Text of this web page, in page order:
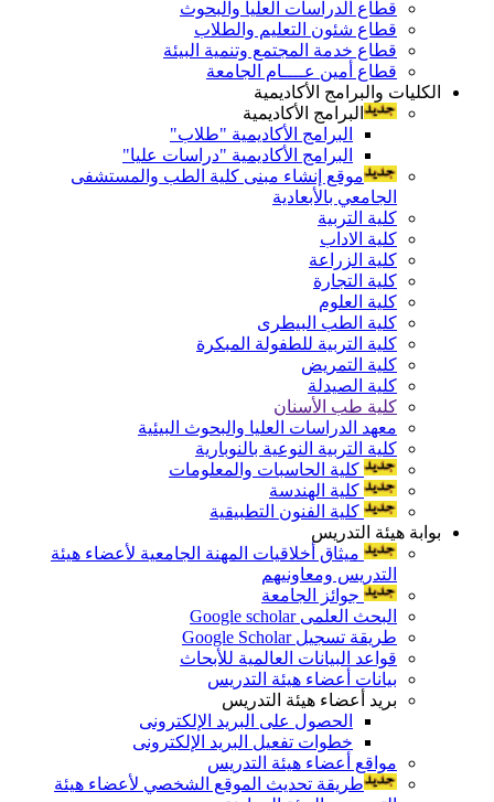
قطاع الدراسات العليا والبحوث
قطاع شئون التعليم والطلاب
قطاع خدمة المجتمع وتنمية البيئة
قطاع أمين عــــام الجامعة
الكليات والبرامج الأكاديمية
البرامج الأكاديمية
البرامج الأكاديمية "طلاب"
البرامج الأكاديمية "دراسات عليا"
موقع إنشاء مبنى كلية الطب والمستشفى
الجامعي بالأبعادية
كلية التربية
كلية الاداب
كلية الزراعة
كلية التجارة
كلية العلوم
كلية الطب البيطرى
كلية التربية للطفولة المبكرة
كلية التمريض
كلية الصيدلة
كلية طب الأسنان
معهد الدراسات العليا والبحوث البيئية
كلية التربية النوعية بالنوبارية
كلية الحاسبات والمعلومات
كلية الهندسة
كلية الفنون التطبيقية
بوابة هيئة التدريس
ميثاق أخلاقيات المهنة الجامعية لأعضاء هيئة
التدريس ومعاونيهم
جوائز الجامعة
البحث العلمى Google scholar
طريقة تسجيل Google Scholar
قواعد البيانات العالمية للأبحاث
بيانات أعضاء هيئة التدريس
بريد أعضاء هيئة التدريس
الحصول على البريد الإلكترونى
خطوات تفعيل البريد الإلكترونى
مواقع أعضاء هيئة التدريس
طريقة تحديث الموقع الشخصي لأعضاء هيئة